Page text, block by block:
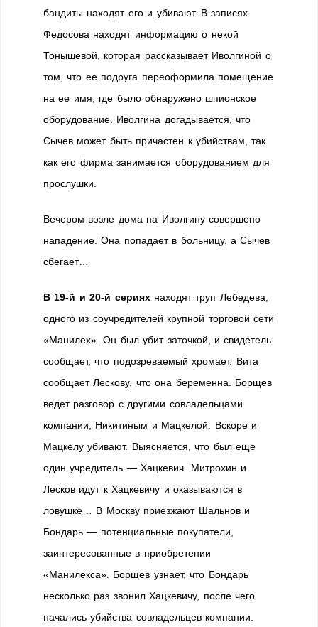
бандиты находят его и убивают. В записях
Федосова находят информацию о некой
Тонышевой, которая рассказывает Иволгиной о
том, что ее подруга переоформила помещение
на ее имя, где было обнаружено шпионское
оборудование. Иволгина догадывается, что
Сычев может быть причастен к убийствам, так
как его фирма занимается оборудованием для
прослушки.
Вечером возле дома на Иволгину совершено
нападение. Она попадает в больницу, а Сычев
сбегает…
В 19-й и 20-й серияхнаходят труп Лебедева,
одного из соучредителей крупной торговой сети
«Манилех». Он был убит заточкой, и свидетель
сообщает, что подозреваемый хромает. Вита
сообщает Лескову, что она беременна. Борщев
ведет разговор с другими совладельцами
компании, Никитиным и Мацкелой. Вскоре и
Мацкелу убивают. Выясняется, что был еще
один учредитель — Хацкевич. Митрохин и
Лесков идут к Хацкевичу и оказываются в
ловушке… В Москву приезжают Шальнов и
Бондарь — потенциальные покупатели,
заинтересованные в приобретении
«Манилекса». Борщев узнает, что Бондарь
несколько раз звонил Хацкевичу, после чего
начались убийства совладельцев компании.